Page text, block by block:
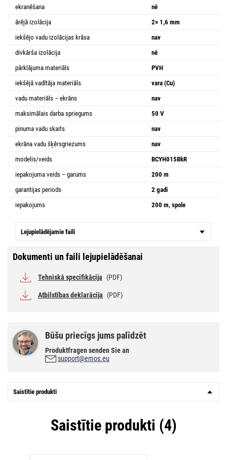
ekranēšana
nē
ārējā izolācija
2× 1,6 mm
iekšējo vadu izolācijas krāsa
nav
divkārša izolācija
nē
pārklājuma materiāls
PVH
iekšējā vadītāja materiāls
vara (Cu)
vadu materiāls – ekrāns
nav
maksimālais darba spriegums
50 V
pinuma vadu skaits
nav
ekrāna vadu šķērsgriezums
nav
modelis/veids
BCYH015BkR
iepakojuma veids – garums
200 m
garantijas periods
2 gadi
iepakojums
200 m, spole
Lejupielādējamie faili
Dokumenti un faili lejupielādēšanai
Tehniskā specifikācija (PDF)
Atbilstības deklarācija (PDF)
Būšu priecīgs jums palīdzēt
Produktfragen senden Sie an
support@emos.eu
Saistītie produkti
Saistītie produkti (4)